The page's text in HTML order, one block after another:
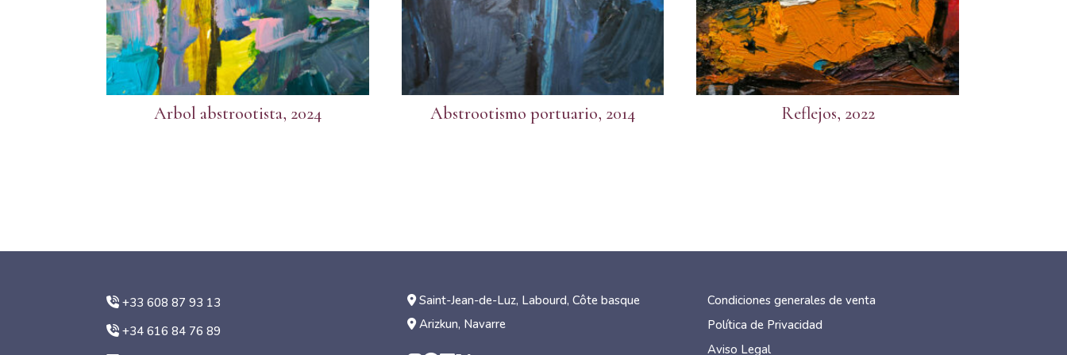
Arbol abstrootista, 2024 Abstrootismo portuario, 2014 Reflejos, 2022
+33 608 87 93 13
+34 616 84 76 89
Saint-Jean-de-Luz, Labourd, Côte basque
Arizkun, Navarre
Condiciones generales de venta
Política de Privacidad
Aviso Legal